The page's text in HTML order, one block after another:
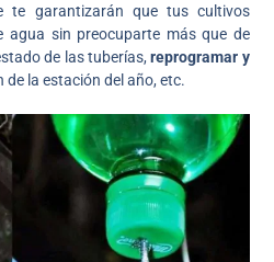
te garantizarán que tus cultivos
agua sin preocuparte más que de
de las tuberías,reprogramar y
de la estación del año, etc.